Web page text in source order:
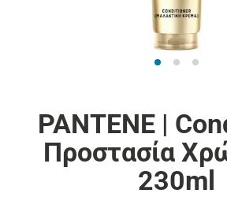
PANTENE |
Προστασία
230ml